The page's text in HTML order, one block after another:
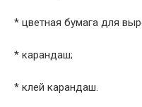
* цветная бумага для
* карандаш;
* клей карандаш.